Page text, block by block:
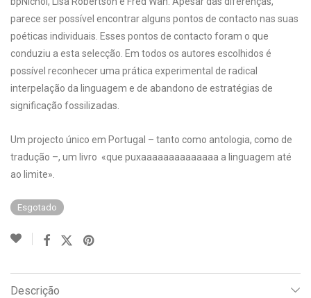
parece ser possível encontrar alguns pontos de contacto nas suas
poéticas individuais. Esses pontos de contacto foram o que
conduziu a esta selecção. Em todos os autores escolhidos é
possível reconhecer uma prática experimental de radical
interpelação da linguagem e de abandono de estratégias de
significação fossilizadas.
Um projecto único em Portugal – tanto como antologia, como de
tradução –, um livro «que puxaaaaaaaaaaaaaa a linguagem até
ao limite».
Esgotado
Descrição